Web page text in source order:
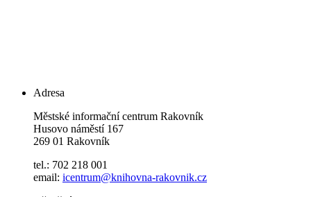
Adresa
Městské informační centrum Rakovník
Husovo náměstí 167
269 01 Rakovník
tel.: 702 218 001
email: icentrum@knihovna-rakovnik.cz